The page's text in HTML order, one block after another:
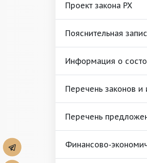
Проект закона РХ
Пояснительная
Информация о
Перечень законов
Перечень
Финансово-